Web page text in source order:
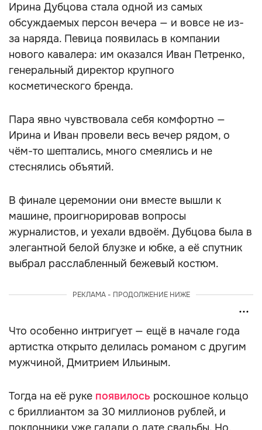
Ирина Дубцова стала одной из самых
обсуждаемых персон вечера — и вовсе не из-
за наряда. Певица появилась в компании
нового кавалера: им оказался Иван Петренко,
генеральный директор крупного
косметического бренда.
Пара явно чувствовала себя комфортно —
Ирина и Иван провели весь вечер рядом, о
чём-то шептались, много смеялись и не
стеснялись объятий.
В финале церемонии они вместе вышли к
машине, проигнорировав вопросы
журналистов, и уехали вдвоём. Дубцова была в
элегантной белой блузке и юбке, а её спутник
выбрал расслабленный бежевый костюм.
РЕКЛАМА - ПРОДОЛЖЕНИЕ НИЖЕ
Что особенно интригует — ещё в начале года
артистка открыто делилась романом с другим
мужчиной, Дмитрием Ильиным.
Тогда на её руке появилось роскошное кольцо
с бриллиантом за 30 миллионов рублей, и